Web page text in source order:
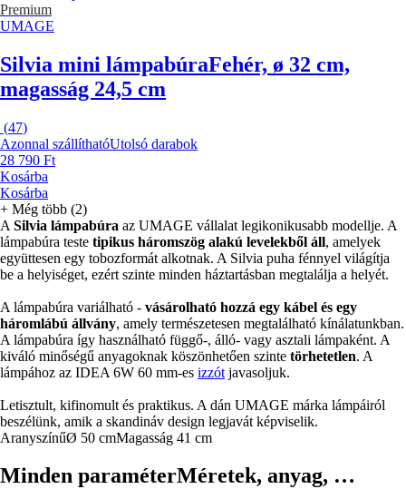
Premium
UMAGE
Silvia mini lámpabúraFehér, ø 32 cm,
magasság 24,5 cm
(47)
Azonnal szállíthatóUtolsó darabok
28 790 Ft
Kosárba
Kosárba
+ Még több (2)
A Silvia lámpabúra az UMAGE vállalat legikonikusabb modellje. A
lámpabúra teste tipikus háromszög alakú levelekből áll, amelyek
együttesen egy tobozformát alkotnak. A Silvia puha fénnyel világítja
be a helyiséget, ezért szinte minden háztartásban megtalálja a helyét.
A lámpabúra variálható - vásárolható hozzá egy kábel és egy
háromlábú állvány, amely természetesen megtalálható kínálatunkban.
A lámpabúra így használható függő-, álló- vagy asztali lámpaként. A
kiváló minőségű anyagoknak köszönhetően szinte törhetetlen. A
lámpához az IDEA 6W 60 mm-es izzót javasoljuk.
Letisztult, kifinomult és praktikus. A dán UMAGE márka lámpáiról
beszélünk, amik a skandináv design legjavát képviselik.
AranyszínűØ 50 cmMagasság 41 cm
Minden paraméterMéretek, anyag, …